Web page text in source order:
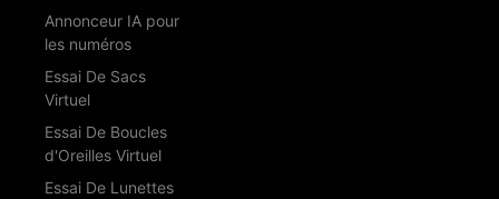
Annonceur IA pour
les numéros
Essai De Sacs
Virtuel
Essai De Boucles
d'Oreilles Virtuel
Essai De Lunettes